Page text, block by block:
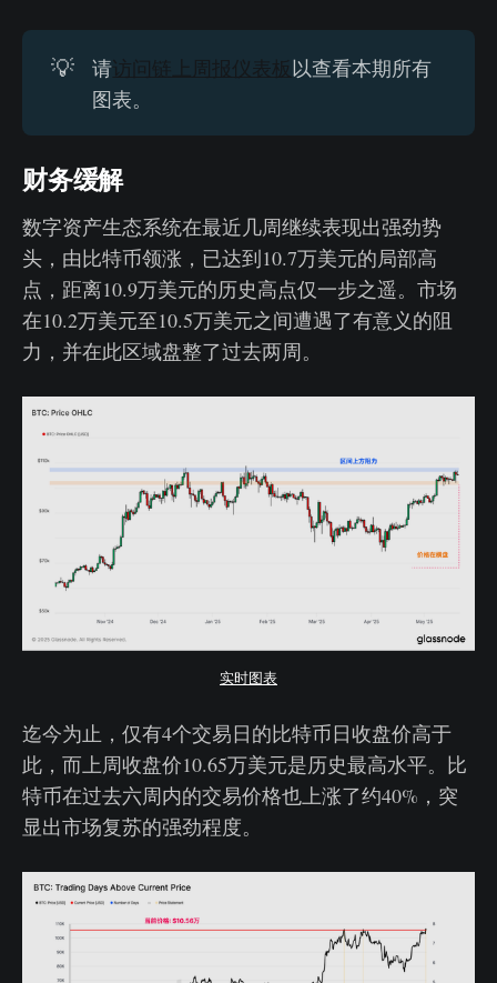
💡 请访问链上周报仪表板以查看本期所有
图表。
财务缓解
数字资产生态系统在最近几周继续表现出强劲势
头，由比特币领涨，已达到10.7万美元的局部高
点，距离10.9万美元的历史高点仅一步之遥。市场
在10.2万美元至10.5万美元之间遭遇了有意义的阻
力，并在此区域盘整了过去两周。
实时图表
迄今为止，仅有4个交易日的比特币日收盘价高于
此，而上周收盘价10.65万美元是历史最高水平。比
特币在过去六周内的交易价格也上涨了约40%，突
显出市场复苏的强劲程度。